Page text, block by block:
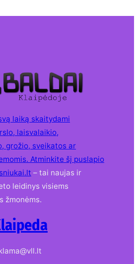
laiką skaitydami
laisvalaikio,
grožio, sveikatos ar
Atminkite šį puslapio
– tai naujas ir
leidinys visiems
žmonėms.